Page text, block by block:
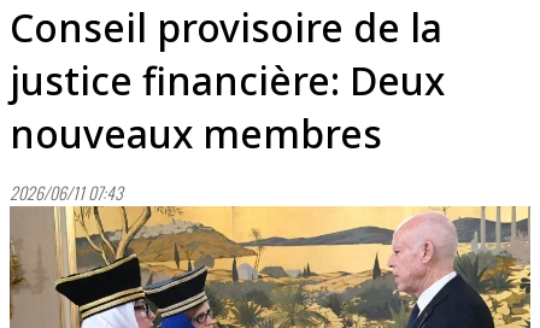
Conseil provisoire de la
justice financière: Deux
nouveaux membres
2026/06/11 07:43